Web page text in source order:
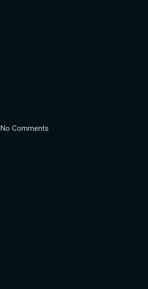
No Comments